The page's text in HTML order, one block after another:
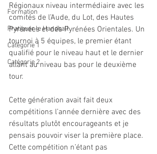
Formation
Pratiquer le Handball
Catégorie 1
Catégorie 2
Régionaux niveau intermédiaire avec les
comités de l’Aude, du Lot, des Hautes
Pyrénées et des Pyrénées Orientales. Un
tournoi à 5 équipes, le premier étant
qualifié pour le niveau haut et le dernier
allant au niveau bas pour le deuxième
tour.
Cette génération avait fait deux
compétitions l’année dernière avec des
résultats plutôt encourageants et je
pensais pouvoir viser la première place.
Cette compétition n’étant pas